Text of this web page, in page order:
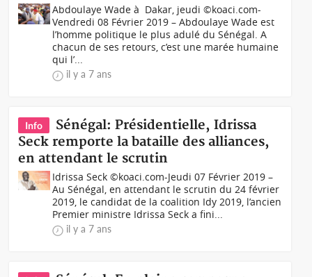
Abdoulaye Wade à Dakar, jeudi ©koaci.com-
Vendredi 08 Février 2019 – Abdoulaye Wade est
l’homme politique le plus adulé du Sénégal. A
chacun de ses retours, c’est une marée humaine
qui l’...
il y a 7 ans
Info
Sénégal: Présidentielle, Idrissa
Seck remporte la bataille des alliances,
en attendant le scrutin
Idrissa Seck ©koaci.com-Jeudi 07 Février 2019 –
Au Sénégal, en attendant le scrutin du 24 février
2019, le candidat de la coalition Idy 2019, l’ancien
Premier ministre Idrissa Seck a fini...
il y a 7 ans